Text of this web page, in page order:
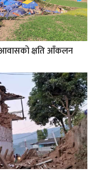
क्षति आँकलन